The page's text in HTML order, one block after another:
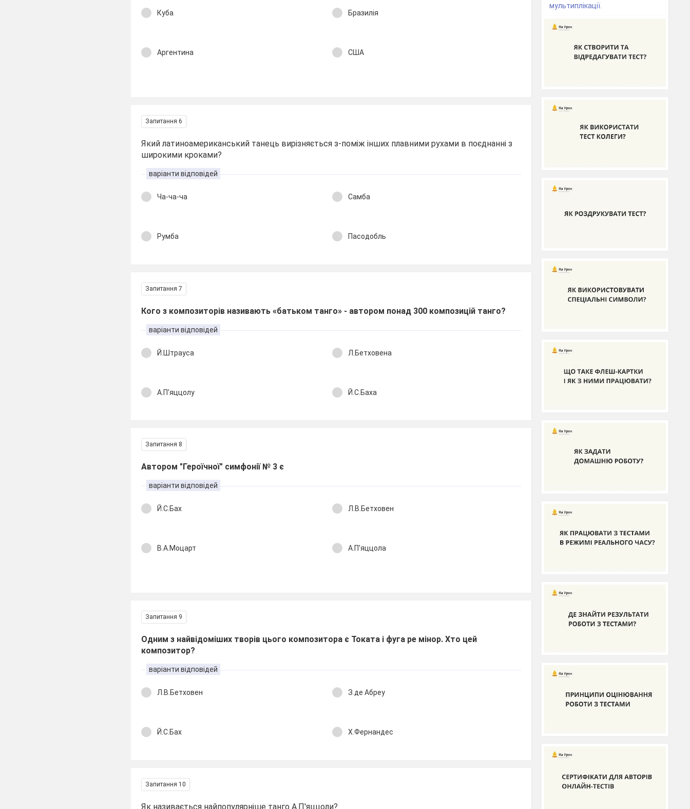
Куба Бразилія
Аргентина США
Запитання 6
Який латиноамериканський танець вирізняється з-поміж інших плавними рухами в поєднанні з
широкими кроками?
варіанти відповідей
Ча-ча-ча Самба
Румба Пасодобль
Запитання 7
Кого з композиторів називають «батьком танго» - автором понад 300 композицій танго?
варіанти відповідей
Й.Штрауса Л.Бетховена
А.П'яццолу Й.С.Баха
Запитання 8
Автором "Героїчної" симфонії № 3 є
варіанти відповідей
Й.С.Бах Л.В.Бетховен
В.А.Моцарт А.П'яццола
Запитання 9
Одним з найвідоміших творів цього композитора є Токата і фуга ре мінор. Хто цей
композитор?
варіанти відповідей
Л.В.Бетховен З.де Абреу
Й.С.Бах Х.Фернандес
Запитання 10
Як називається найпопулярніше танго А.П'яццоли?
мультиплікації.